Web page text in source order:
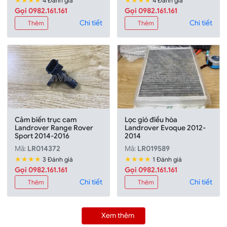
Gọi 0982.161.161
Thêm Chi tiết
Gọi 0982.161.161
Thêm Chi tiết
Cảm biến trục cam
Landrover Range Rover
Sport 2014-2016
Mã: LR014372
★★★★ 3 Đánh giá
Gọi 0982.161.161
Thêm Chi tiết
Lọc gió điều hòa
Landrover Evoque 2012-
2014
Mã: LR019589
★★★★ 1 Đánh giá
Gọi 0982.161.161
Thêm Chi tiết
Xem thêm